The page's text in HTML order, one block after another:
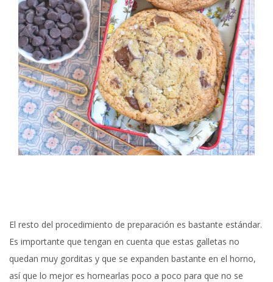
El resto del procedimiento de preparación es bastante estándar.
Es importante que tengan en cuenta que estas galletas no
quedan muy gorditas y que se expanden bastante en el horno,
así que lo mejor es hornearlas poco a poco para que no se